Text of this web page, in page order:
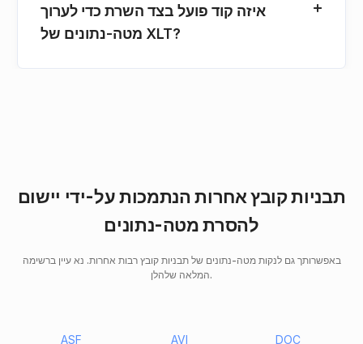
איזה קוד פועל בצד השרת כדי לערוך
מטה-נתונים של XLT?
תבניות קובץ אחרות הנתמכות על-ידי יישום
להסרת מטה-נתונים
באפשרותך גם לנקות מטה-נתונים של תבניות קובץ רבות אחרות. נא עיין ברשימה
המלאה שלהלן.
ASF AVI DOC